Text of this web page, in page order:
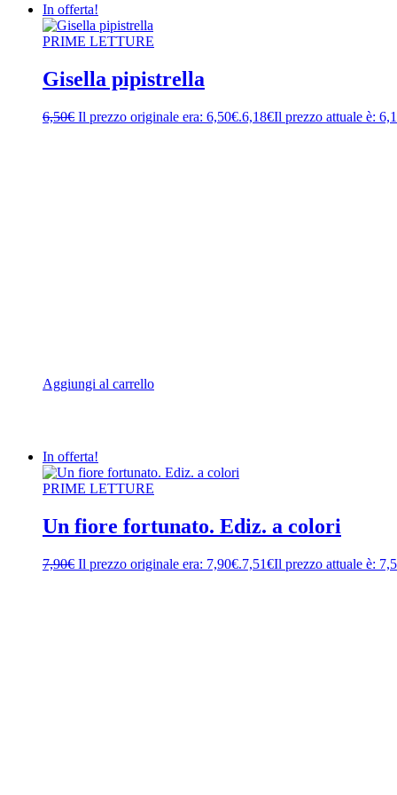
In offerta!
PRIME LETTURE
Gisella pipistrella
6,50€ Il prezzo originale era: 6,50€.6,18€Il prezzo attuale è:
Aggiungi al carrello
In offerta!
PRIME LETTURE
Un fiore fortunato. Ediz. a colori
7,90€ Il prezzo originale era: 7,90€.7,51€Il prezzo attuale è: